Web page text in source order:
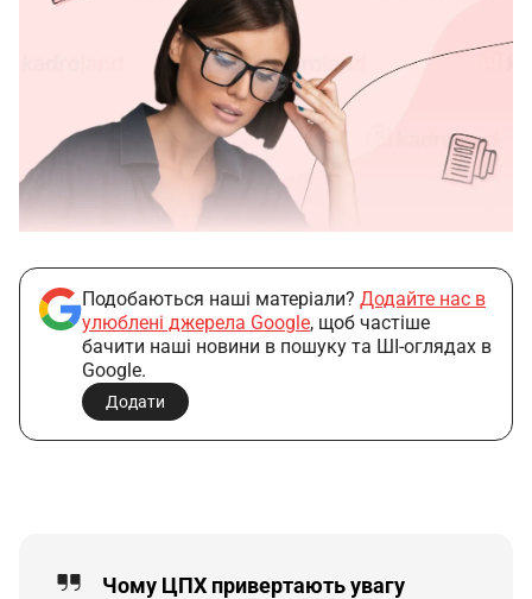
Подобаються наші матеріали? Додайте нас в
улюблені джерела Google, щоб частіше
бачити наші новини в пошуку та ШІ-оглядах в
Google.
Додати
Чому ЦПХ привертають увагу